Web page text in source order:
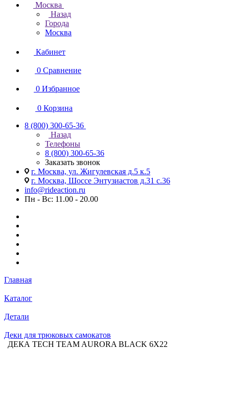
Москва
Назад
Города
Москва
Кабинет
0 Сравнение
0 Избранное
0 Корзина
8 (800) 300-65-36
Назад
Телефоны
8 (800) 300-65-36
Заказать звонок
г. Москва, ул. Жигулевская д.5 к.5
г. Москва, Шоссе Энтузиастов д.31 с.36
info@rideaction.ru
Пн - Вс: 11.00 - 20.00
Главная
Каталог
Детали
Деки для трюковых самокатов
ДЕКА TECH TEAM AURORA BLACK 6X22